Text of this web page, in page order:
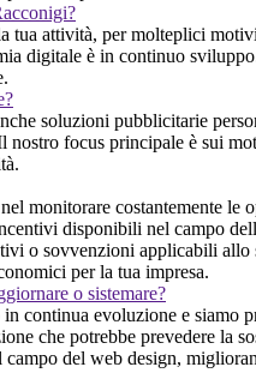
attività, per molteplici
digitale è in continuo
soluzioni pubblicitarie
focus principale è sui
monitorare costantemente
disponibili nel campo
o sovvenzioni applicabili
per la tua impresa.
o sistemare?
continua evoluzione e
che potrebbe prevedere
del web design,